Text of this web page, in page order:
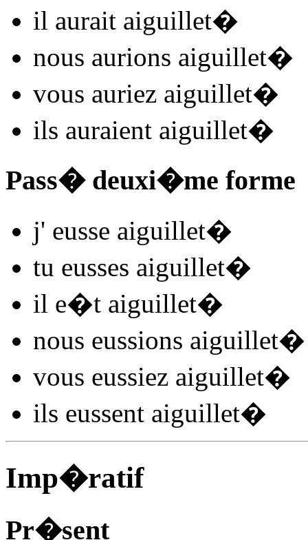
il aurait aiguillet�
nous aurions aiguillet�
vous auriez aiguillet�
ils auraient aiguillet�
Pass� deuxi�me forme
j' eusse aiguillet�
tu eusses aiguillet�
il e�t aiguillet�
nous eussions aiguillet�
vous eussiez aiguillet�
ils eussent aiguillet�
Imp�ratif
Pr�sent